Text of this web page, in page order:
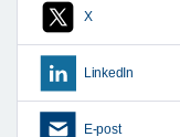
X
LinkedIn
E-post